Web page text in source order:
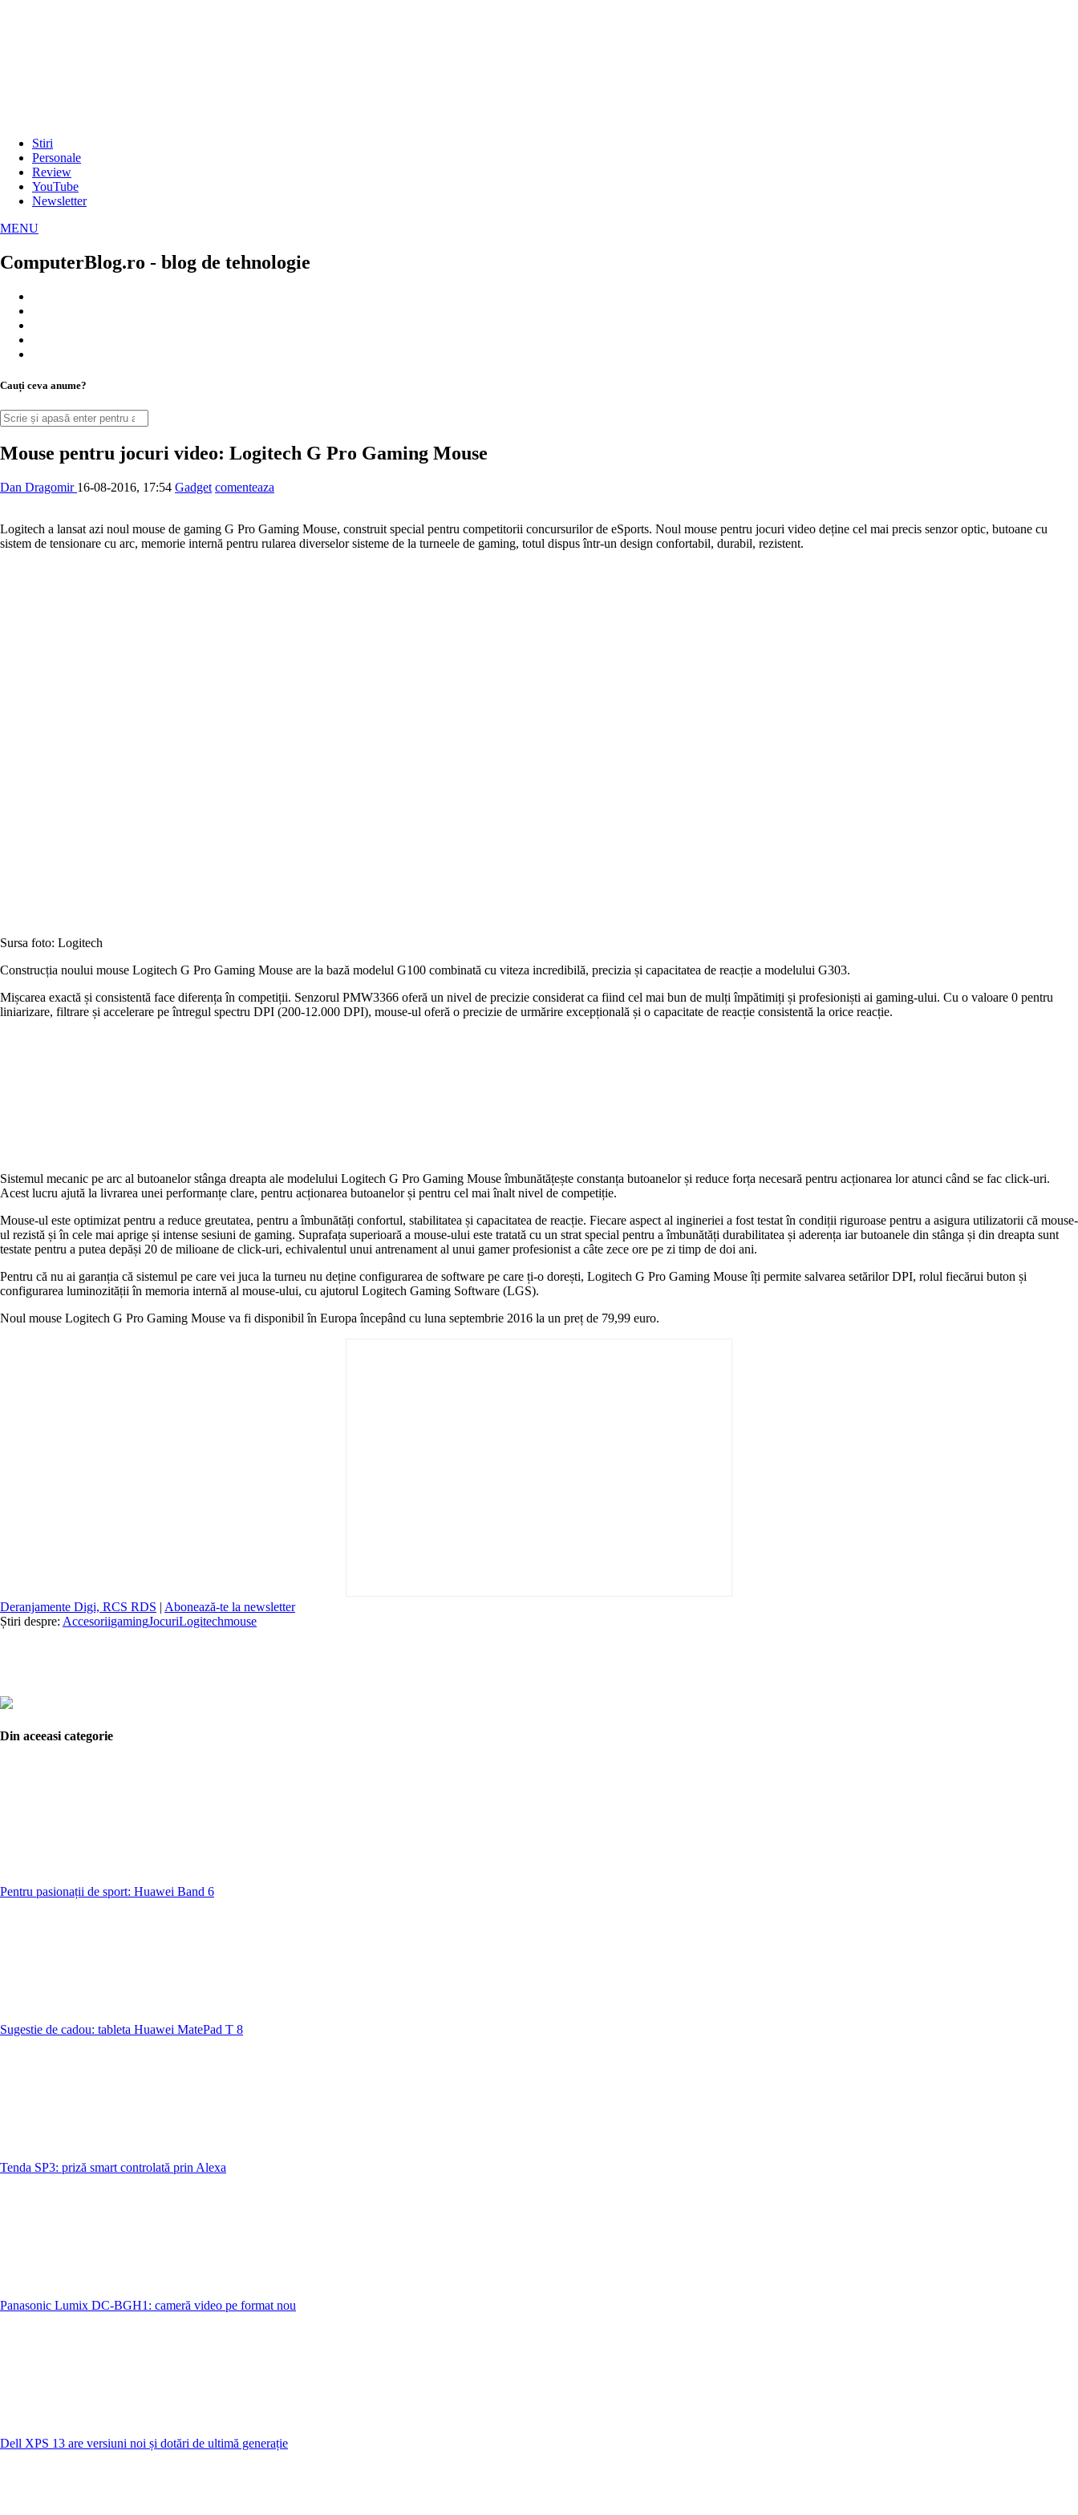
Stiri
Personale
Review
YouTube
Newsletter
MENU
ComputerBlog.ro - blog de tehnologie
Cauți ceva anume?
Mouse pentru jocuri video: Logitech G Pro Gaming Mouse
Dan Dragomir 16-08-2016, 17:54 Gadget comenteaza
Logitech a lansat azi noul mouse de gaming G Pro Gaming Mouse, construit special pentru competitorii concursurilor de eSports. Noul mouse pentru jocuri video deține cel mai precis senzor optic, butoane cu
sistem de tensionare cu arc, memorie internă pentru rularea diverselor sisteme de la turneele de gaming, totul dispus într-un design confortabil, durabil, rezistent.
Sursa foto: Logitech
Construcția noului mouse Logitech G Pro Gaming Mouse are la bază modelul G100 combinată cu viteza incredibilă, precizia și capacitatea de reacție a modelului G303.
Mișcarea exactă și consistentă face diferența în competiții. Senzorul PMW3366 oferă un nivel de precizie considerat ca fiind cel mai bun de mulți împătimiți și profesioniști ai gaming-ului. Cu o valoare 0 pentru
liniarizare, filtrare și accelerare pe întregul spectru DPI (200-12.000 DPI), mouse-ul oferă o precizie de urmărire excepțională și o capacitate de reacție consistentă la orice reacție.
Sistemul mecanic pe arc al butoanelor stânga dreapta ale modelului Logitech G Pro Gaming Mouse îmbunătățește constanța butoanelor și reduce forța necesară pentru acționarea lor atunci când se fac click-uri.
Acest lucru ajută la livrarea unei performanțe clare, pentru acționarea butoanelor și pentru cel mai înalt nivel de competiție.
Mouse-ul este optimizat pentru a reduce greutatea, pentru a îmbunătăți confortul, stabilitatea și capacitatea de reacție. Fiecare aspect al ingineriei a fost testat în condiții riguroase pentru a asigura utilizatorii că mouse-
ul rezistă și în cele mai aprige și intense sesiuni de gaming. Suprafața superioară a mouse-ului este tratată cu un strat special pentru a îmbunătăți durabilitatea și aderența iar butoanele din stânga și din dreapta sunt
testate pentru a putea depăși 20 de milioane de click-uri, echivalentul unui antrenament al unui gamer profesionist a câte zece ore pe zi timp de doi ani.
Pentru că nu ai garanția că sistemul pe care vei juca la turneu nu deține configurarea de software pe care ți-o dorești, Logitech G Pro Gaming Mouse îți permite salvarea setărilor DPI, rolul fiecărui buton și
configurarea luminozității în memoria internă al mouse-ului, cu ajutorul Logitech Gaming Software (LGS).
Noul mouse Logitech G Pro Gaming Mouse va fi disponibil în Europa începând cu luna septembrie 2016 la un preț de 79,99 euro.
Deranjamente Digi, RCS RDS | Abonează-te la newsletter
Știri despre: AccesoriigamingJocuriLogitechmouse
Din aceeasi categorie
Pentru pasionații de sport: Huawei Band 6
Sugestie de cadou: tableta Huawei MatePad T 8
Tenda SP3: priză smart controlată prin Alexa
Panasonic Lumix DC-BGH1: cameră video pe format nou
Dell XPS 13 are versiuni noi și dotări de ultimă generație